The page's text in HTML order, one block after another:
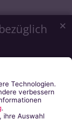
Erlebnis zu
die für das
sind. Mit Ihrer
die zur Anzeige
genutzt
Kategorien
auf Basis Ihrer
✕